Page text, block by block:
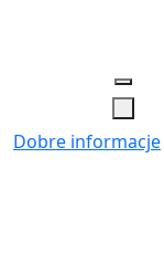
Dobre informacje